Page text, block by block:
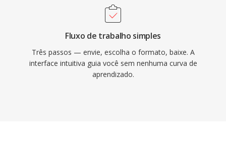
Fluxo de trabalho simples
Três passos — envie, escolha o formato, baixe. A
interface intuitiva guia você sem nenhuma curva de
aprendizado.